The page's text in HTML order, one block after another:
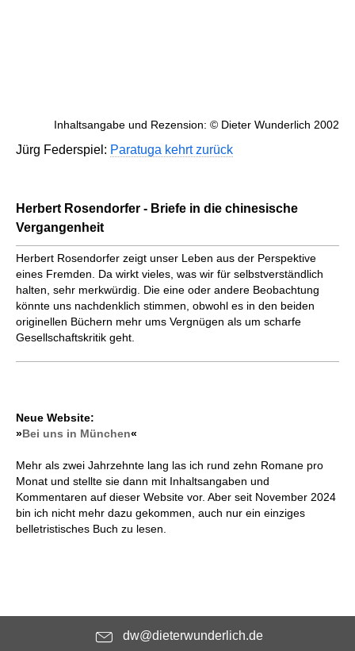
Inhaltsangabe und Rezension: © Dieter Wunderlich 2002
Jürg Federspiel: Paratuga kehrt zurück
Herbert Rosendorfer - Briefe in die chinesische
Vergangenheit
Herbert Rosendorfer zeigt unser Leben aus der Perspektive
eines Fremden. Da wirkt vieles, was wir für selbstverständlich
halten, sehr merkwürdig. Die eine oder andere Beobachtung
könnte uns nachdenklich stimmen, obwohl es in den beiden
originellen Büchern mehr ums Vergnügen als um scharfe
Gesellschaftskritik geht.
Neue Website:
»Bei uns in München«
Mehr als zwei Jahrzehnte lang las ich rund zehn Romane pro
Monat und stellte sie dann mit Inhaltsangaben und
Kommentaren auf dieser Website vor. Aber seit November 2024
bin ich nicht mehr dazu gekommen, auch nur ein einziges
belletristisches Buch zu lesen.
dw@dieterwunderlich.de